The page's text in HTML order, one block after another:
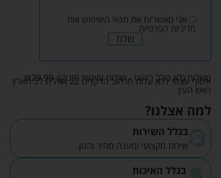
אני מאשר/ת את תנאי השימוש ואת
מדיניות הפרטיות
שלח
משלוח (לא כולל ריהוט - שידות ומיטות תינוק): ₪29.99
איסוף עצמי ללא עלות מרחוב הדקלים 22 אזה"ת לב הארץ
ראש העין
למה אצלנו?
בגלל השירות
שירות מקצועי ומענה מהיר והגון.
בגלל האיכות